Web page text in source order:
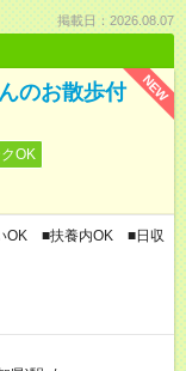
掲載日：2026.08.07
NEW
のお散歩付
OK
OK ■扶養内OK ■日収